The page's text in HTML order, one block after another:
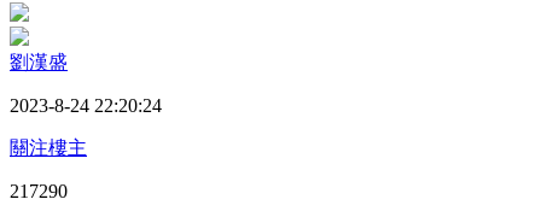
劉漢盛
2023-8-24 22:20:24
關注樓主
217290